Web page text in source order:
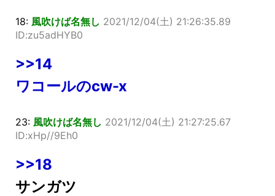
18: 風吹けば名無し 2021/12/04(土) 21:26:35.89
ID:zu5adHYB0
>>14
ワコールのcw-x
23: 風吹けば名無し 2021/12/04(土) 21:27:25.67
ID:xHp//9Eh0
>>18
サンガツ